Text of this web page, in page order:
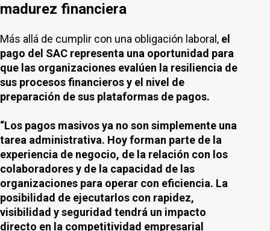
madurez financiera
Más allá de cumplir con una obligación laboral, el
pago del SAC representa una oportunidad para
que las organizaciones evalúen la resiliencia de
sus procesos financieros y el nivel de
preparación de sus plataformas de pagos.
“Los pagos masivos ya no son simplemente una
tarea administrativa. Hoy forman parte de la
experiencia de negocio, de la relación con los
colaboradores y de la capacidad de las
organizaciones para operar con eficiencia. La
posibilidad de ejecutarlos con rapidez,
visibilidad y seguridad tendrá un impacto
directo en la competitividad empresarial